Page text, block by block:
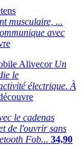
musculaire, ...
avec
Alivecor Un
le
électrique. À
le cadenas
de l'ouvrir sans
Fob... 34,90